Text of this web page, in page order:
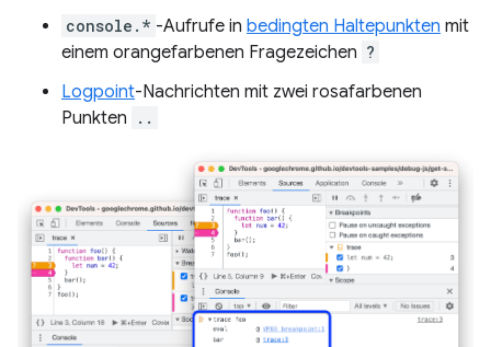
console.* -Aufrufe in bedingten Haltepunkten mit
einem orangefarbenen Fragezeichen ?
Logpoint-Nachrichten mit zwei rosafarbenen
Punkten
..